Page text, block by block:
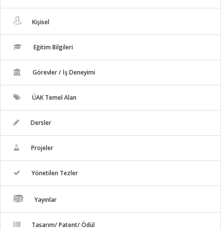
Kişisel
Eğitim Bilgileri
Görevler / İş Deneyimi
ÜAK Temel Alan
Dersler
Projeler
Yönetilen Tezler
Yayınlar
Tasarım/ Patent/ Ödül